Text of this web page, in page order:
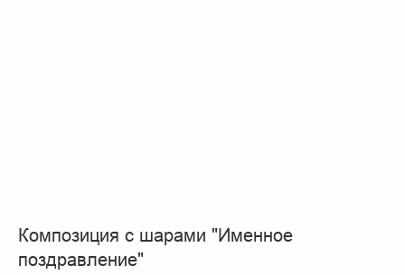
Композиция с шарами "Именное
поздравление"